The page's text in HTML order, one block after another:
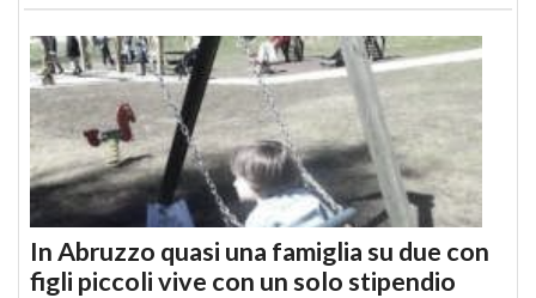
In Abruzzo quasi una famiglia su due con
figli piccoli vive con un solo stipendio